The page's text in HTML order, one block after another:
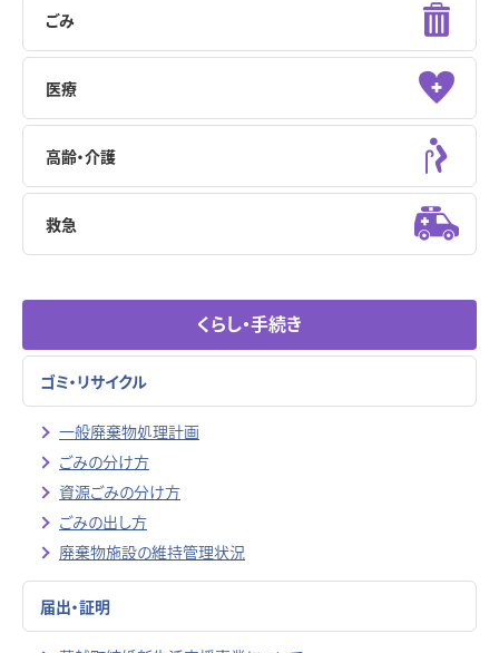
ごみ
医療
高齢・介護
救急
くらし・手続き
ゴミ・リサイクル
一般廃棄物処理計画
ごみの分け方
資源ごみの分け方
ごみの出し方
廃棄物施設の維持管理状況
届出・証明